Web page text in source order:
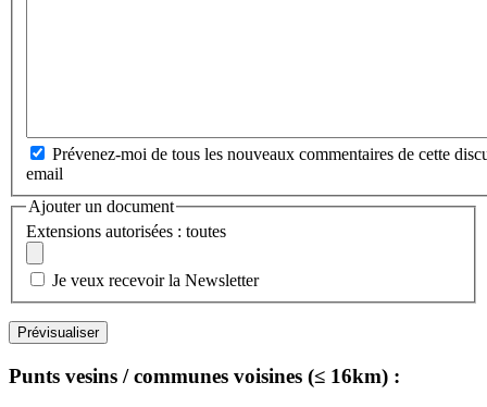
Prévenez-moi de tous les nouveaux commentaires de cette
email
Ajouter un document
Extensions autorisées : toutes
Je veux recevoir la Newsletter
Punts vesins / communes voisines (≤ 16km) :